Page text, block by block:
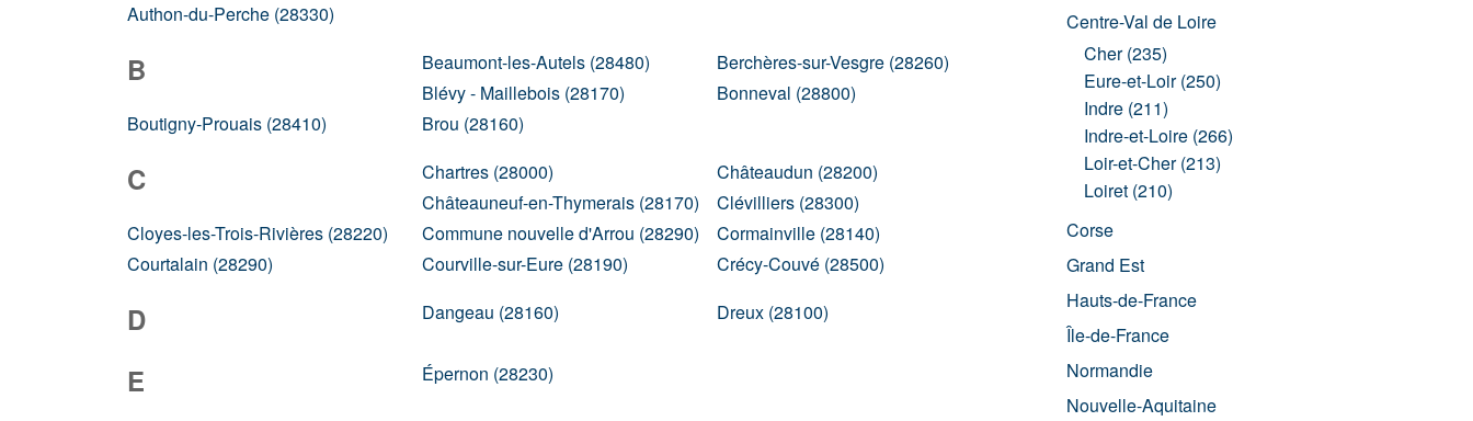
Authon-du-Perche (28330)
B Beaumont-les-Autels (28480)
Berchères-sur-Vesgre (28260)
Blévy - Maillebois (28170)
Bonneval (28800)
Boutigny-Prouais (28410)
Brou (28160)
C Chartres (28000)
Châteaudun (28200)
Châteauneuf-en-Thymerais (28170)
Clévilliers (28300)
Cloyes-les-Trois-Rivières (28220)
Commune nouvelle d'Arrou (28290)
Cormainville (28140)
Courtalain (28290)
Courville-sur-Eure (28190) Crécy-Couvé (28500)
D Dangeau (28160) Dreux (28100)
E Épernon (28230)
Centre-Val de Loire
Cher (235)
Eure-et-Loir (250)
Indre (211)
Indre-et-Loire (266)
Loir-et-Cher (213)
Loiret (210)
Corse
Grand Est
Hauts-de-France
Île-de-France
Normandie
Nouvelle-Aquitaine